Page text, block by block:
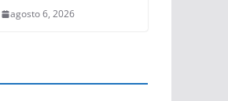
agosto 6, 2026